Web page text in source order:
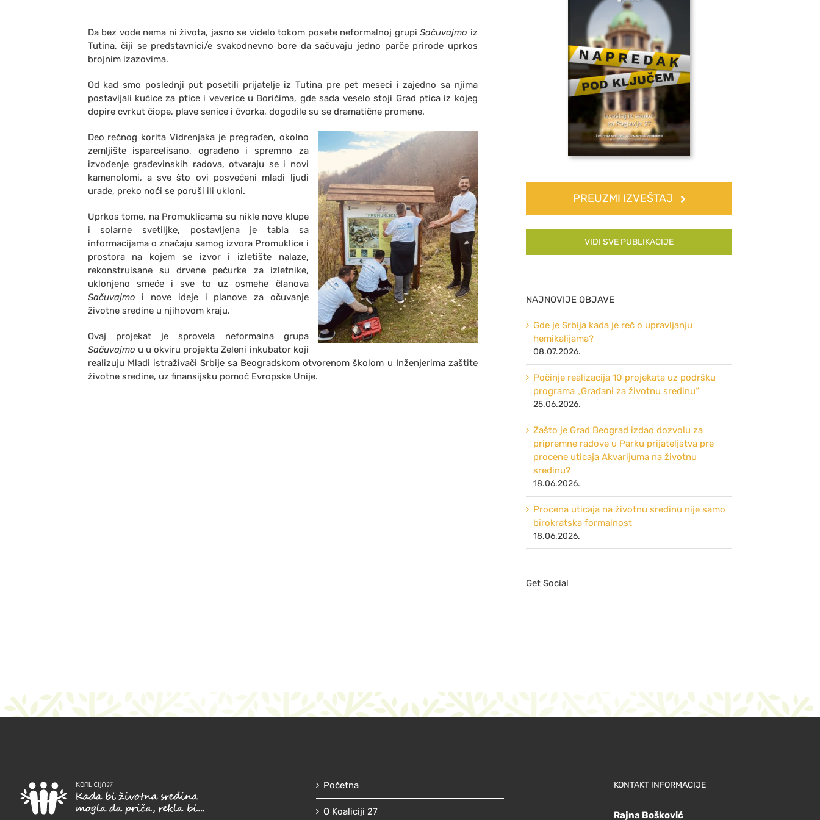
Da bez vode nema ni života, jasno se videlo tokom posete neformalnoj grupiSačuvajmo iz
Tutina, čiji se predstavnici/e svakodnevno bore da sačuvaju jedno parče prirode uprkos
brojnim izazovima.
Od kad smo poslednji put posetili prijatelje iz Tutina pre pet meseci i zajedno sa njima
postavljali kućice za ptice i veverice u Borićima, gde sada veselo stoji Grad ptica iz kojeg
dopire cvrkut čiope, plave senice i čvorka, dogodile su se dramatične promene.
Deo rečnog korita Vidrenjaka je pregrađen, okolno
zemljište isparcelisano, ograđeno i spremno za
izvođenje građevinskih radova, otvaraju se i novi
kamenolomi, a sve što ovi posvećeni mladi ljudi
urade, preko noći se poruši ili ukloni.
Uprkos tome, na Promuklicama su nikle nove klupe
i solarne svetiljke, postavljena je tabla sa
informacijama o značaju samog izvora Promuklice i
prostora na kojem se izvor i izletište nalaze,
rekonstruisane su drvene pečurke za izletnike,
uklonjeno smeće i sve to uz osmehe članova
Sačuvajmo i nove ideje i planove za očuvanje
životne sredine u njihovom kraju.
Ovaj projekat je sprovela neformalna grupa
Sačuvajmo u u okviru projekta Zeleni inkubator koji
realizuju Mladi istraživači Srbije sa Beogradskom otvorenom školom u Inženjerima zaštite
životne sredine, uz finansijsku pomoć Evropske Unije.
PREUZMI IZVEŠTAJ
VIDI SVE PUBLIKACIJE
NAJNOVIJE OBJAVE
Gde je Srbija kada je reč o upravljanju
hemikalijama?
08.07.2026.
Počinje realizacija 10 projekata uz podršku
programa „Građani za životnu sredinu“
25.06.2026.
Zašto je Grad Beograd izdao dozvolu za
pripremne radove u Parku prijateljstva pre
procene uticaja Akvarijuma na životnu
sredinu?
18.06.2026.
Procena uticaja na životnu sredinu nije samo
birokratska formalnost
18.06.2026.
Get Social
Početna
O Koaliciji 27
KONTAKT INFORMACIJE
Rajna Bošković